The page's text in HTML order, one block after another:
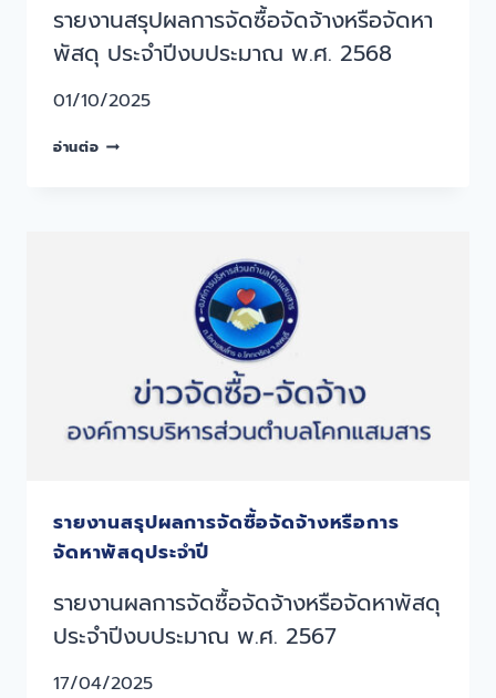
รายงานสรุปผลการจัดซื้อจัดจ้างหรือจัดหา
พัสดุ ประจำปีงบประมาณ พ.ศ. 2568
01/10/2025
อ่านต่อ
รายงานสรุปผลการจัดซื้อจัดจ้างหรือการ
จัดหาพัสดุประจำปี
รายงานผลการจัดซื้อจัดจ้างหรือจัดหาพัสดุ
ประจำปีงบประมาณ พ.ศ. 2567
17/04/2025